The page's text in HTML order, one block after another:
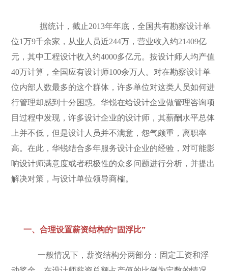
据统计，截止2013年年底，全国共有勘察设计单
位1万9千余家，从业人员近244万，营业收入约21409亿
元，其中工程设计收入约4000多亿元。按设计师人均产值
40万计算，全国应有设计师100余万人。对在勘察设计单
位内部人数最多的这个群体，许多单位对这类人员如何进
行管理却感到十分困惑。华锐在给设计企业做管理咨询项
目过程中发现，许多设计企业的设计师，其薪酬水平总体
上并不低，但是设计人员并不满意，怨气颇重，离职率
高。在此，华锐结合多年服务设计企业的经验，对可能影
响设计师满意度或者积极性的众多问题进行分析，并提出
解决对策，与设计单位领导商榷。
一、合理设置薪资结构的“固浮比”
一般情况下，薪资结构分两部分：固定工资和浮